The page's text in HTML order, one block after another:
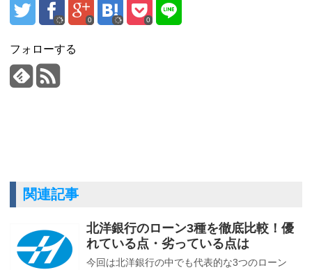
0 0
フォローする
関連記事
北洋銀行のローン3種を徹底比較！優
れている点・劣っている点は
今回は北洋銀行の中でも代表的な3つのローン